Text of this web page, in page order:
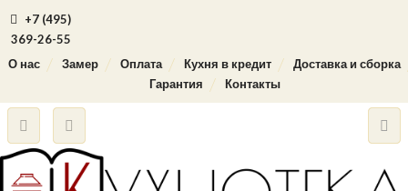
+7 (495)
369-26-55
О нас
Замер Оплата Кухня в кредит
Доставка и сборка
Гарантия
Контакты